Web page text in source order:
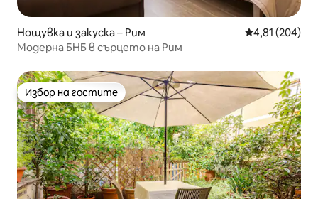
Нощувка и закуска – Рим Средна
4,81 (204)
Модерна БНБ в сърцето на Рим
Избор на гостите
Избор на гостите